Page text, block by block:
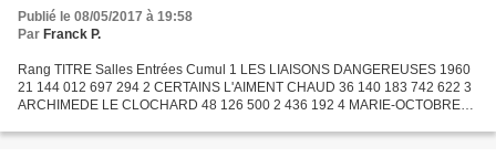
Publié le 08/05/2017 à 19:58
Par Franck P.
Rang TITRE Salles Entrées Cumul 1 LES LIAISONS DANGEREUSES 1960
21 144 012 697 294 2 CERTAINS L'AIMENT CHAUD 36 140 183 742 622 3
ARCHIMEDE LE CLOCHARD 48 126 500 2 436 192 4 MARIE-OCTOBRE